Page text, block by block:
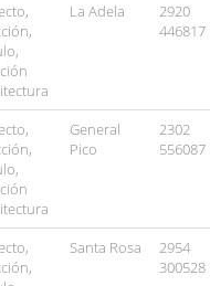
La Adela
2920
446817
General
Pico
2302
556087
Santa Rosa
2954
300528